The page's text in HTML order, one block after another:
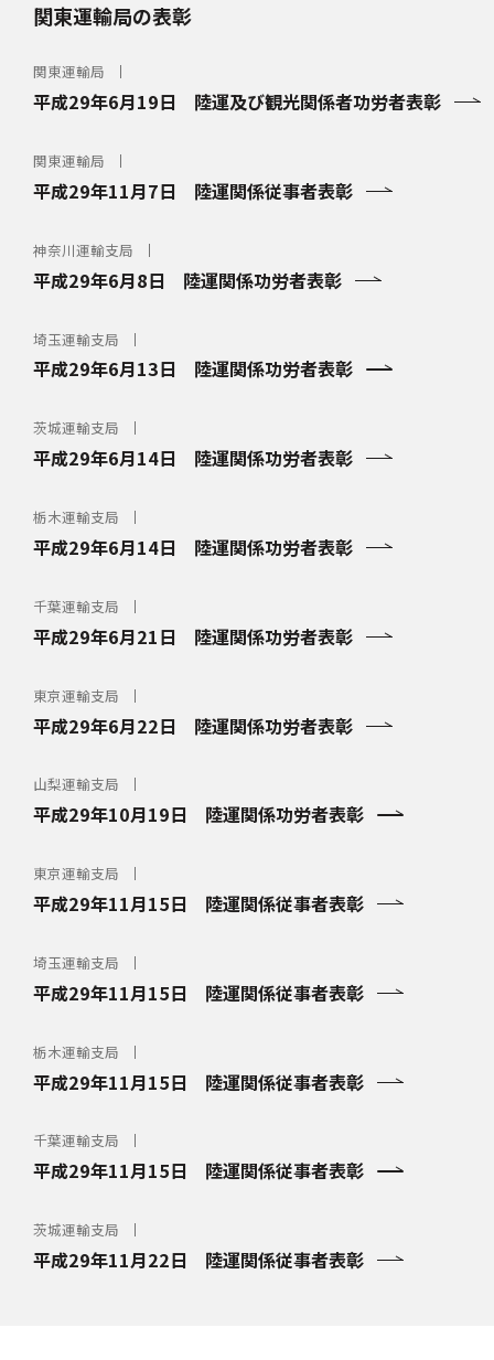
関東運輸局の表彰
関東運輸局
平成29年6月19日 陸運及び観光関係者功労者表彰
関東運輸局
平成29年11月7日 陸運関係従事者表彰
神奈川運輸支局
平成29年6月8日 陸運関係功労者表彰
埼玉運輸支局
平成29年6月13日 陸運関係功労者表彰
茨城運輸支局
平成29年6月14日 陸運関係功労者表彰
栃木運輸支局
平成29年6月14日 陸運関係功労者表彰
千葉運輸支局
平成29年6月21日 陸運関係功労者表彰
東京運輸支局
平成29年6月22日 陸運関係功労者表彰
山梨運輸支局
平成29年10月19日 陸運関係功労者表彰
東京運輸支局
平成29年11月15日 陸運関係従事者表彰
埼玉運輸支局
平成29年11月15日 陸運関係従事者表彰
栃木運輸支局
平成29年11月15日 陸運関係従事者表彰
千葉運輸支局
平成29年11月15日 陸運関係従事者表彰
茨城運輸支局
平成29年11月22日 陸運関係従事者表彰